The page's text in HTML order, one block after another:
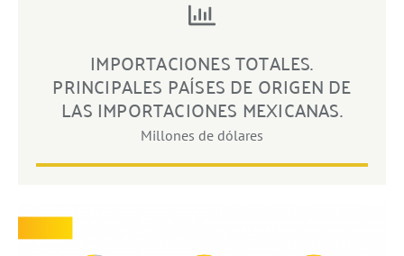
IMPORTACIONES TOTALES.
PRINCIPALES PAÍSES DE ORIGEN DE
LAS IMPORTACIONES MEXICANAS.
Millones de dólares